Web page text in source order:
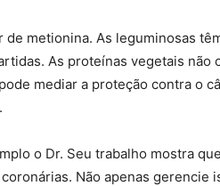
de metionina. As leguminosas
As proteínas vegetais não
mediar a proteção contra o
o Dr. Seu trabalho mostra
Não apenas gerencie